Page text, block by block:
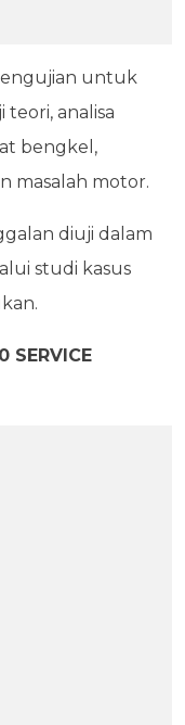
untuk
analisa
bengkel,
masalah motor.
diuji dalam
studi kasus
SERVICE